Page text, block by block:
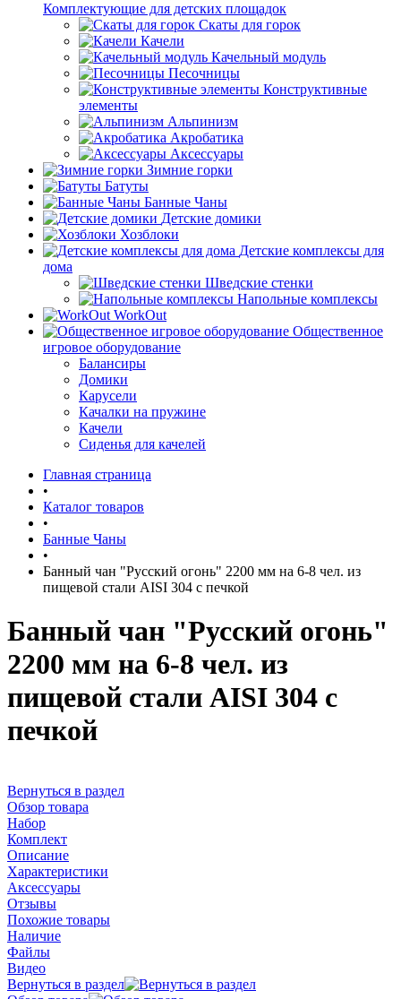
Комплектующие для детских площадок
Скаты для горок
Качели
Качельный модуль
Песочницы
Конструктивные
элементы
Альпинизм
Акробатика
Аксессуары
Зимние горки
Батуты
Банные Чаны
Детские домики
Хозблоки
Детские комплексы для
дома
Шведские стенки
Напольные комплексы
WorkOut
Общественное
игровое оборудование
Балансиры
Домики
Карусели
Качалки на пружине
Качели
Сиденья для качелей
Главная страница
•
Каталог товаров
•
Банные Чаны
•
Банный чан "Русский огонь" 2200 мм на 6-8 чел. из
пищевой стали AISI 304 с печкой
Банный чан "Русский огонь"
2200 мм на 6-8 чел. из
пищевой стали AISI 304 с
печкой
Вернуться в раздел
Обзор товара
Набор
Комплект
Описание
Характеристики
Аксессуары
Отзывы
Похожие товары
Наличие
Файлы
Видео
Вернуться в раздел